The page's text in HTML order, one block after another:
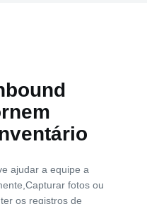
ajudar a equipe a
fotos ou
os registros de